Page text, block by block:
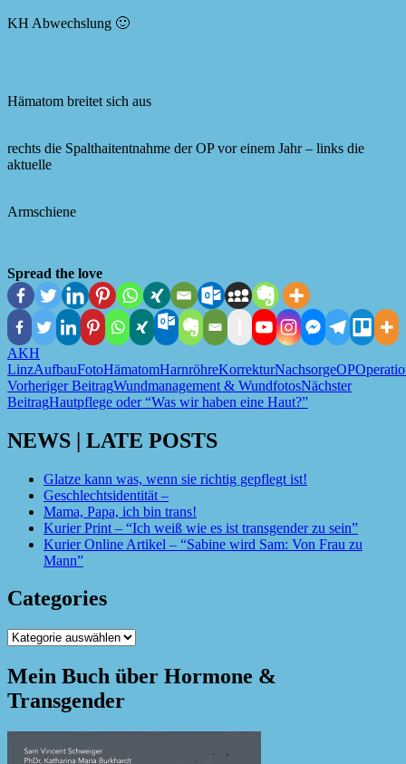
KH Abwechslung 🙂
Hämatom breitet sich aus
rechts die Spalthaitentnahme der OP vor einem Jahr – links die
aktuelle
Armschiene
Spread the love
AKH
LinzAufbauFotoHämatomHarnröhreKorrekturNachsorgeOP
Beitragsnavigation
Vorheriger BeitragWundmanagement & WundfotosNächster
BeitragHautpflege oder “Was wir haben eine Haut?”
NEWS | LATE POSTS
Glatze kann was, wenn sie richtig gepflegt ist!
Geschlechtsidentität –
Mama, Papa, ich bin trans!
Kurier Print – “Ich weiß wie es ist transgender zu sein”
Kurier Online Artikel – “Sabine wird Sam: Von Frau zu
Mann”
Categories
Categories
Mein Buch über Hormone &
Transgender